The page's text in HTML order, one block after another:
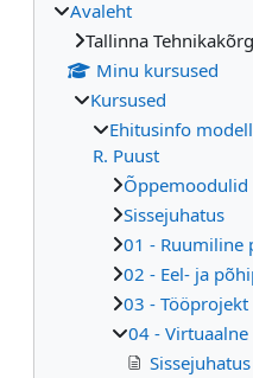
Avaleht
Tallinna
Minu kursused
Kursused
Ehitusinfo
R. Puust
Õppemoodulid
Sissejuhatus
01 - Ruumiline
02 - Eel- ja
03 - Tööprojekt
04 -